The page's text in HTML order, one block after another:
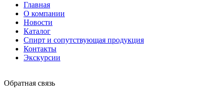
Главная
О компании
Новости
Каталог
Спирт и сопутствующая продукция
Контакты
Экскурсии
Обратная связь